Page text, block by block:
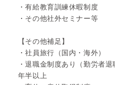
・有給教育訓練休暇制度
・その他社外セミナー等
【その他補足】
・社員旅行（国内・海外）
・退職金制度あり（勤労者
年半以上